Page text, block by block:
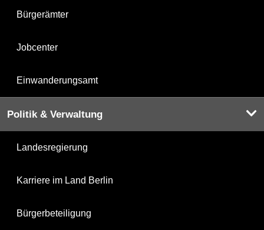
Bürgerämter
Jobcenter
Einwanderungsamt
Politik & Verwaltung
Landesregierung
Karriere im Land Berlin
Bürgerbeteiligung